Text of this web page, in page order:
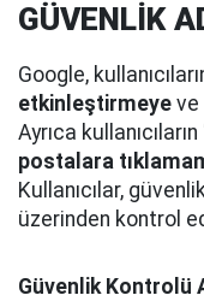
GÜVENLİK
Google,
etkinleştirmeye ve
Ayrıca kullanıcıların
postalara
Kullanıcılar,
üzerinden kontrol
Güvenlik Kontrolü